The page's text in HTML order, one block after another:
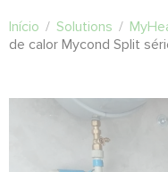
Início / Solutions /
de calor Mycond Split